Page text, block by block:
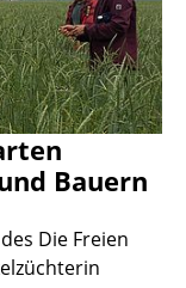
Bauern
Die Freien